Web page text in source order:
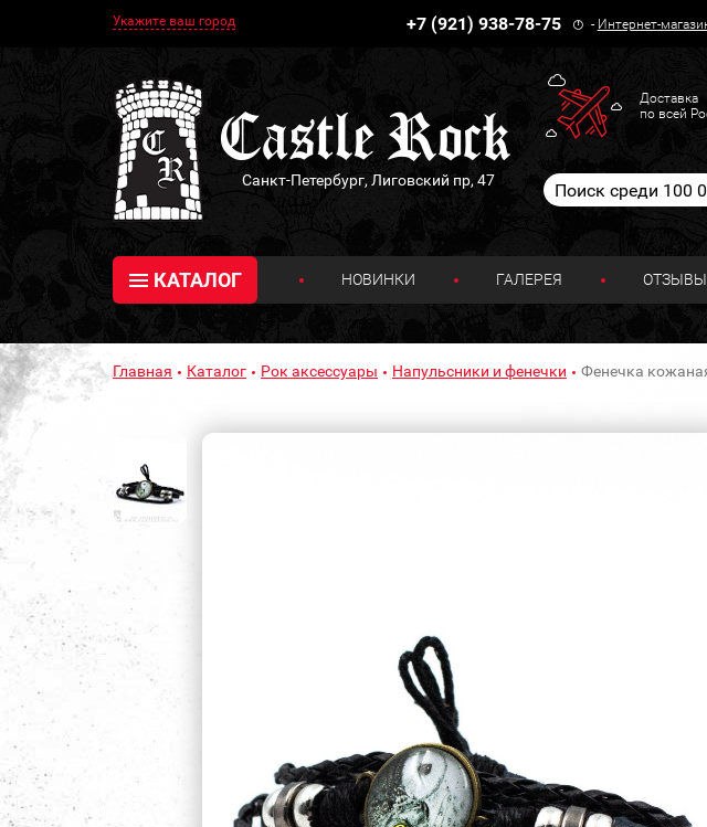
Укажите ваш город +7 (921) 938-78-75 - Интернет-
Санкт-Петербург, Лиговский пр, 47
Доставка
по всей
КАТАЛОГ НОВИНКИ ГАЛЕРЕЯ ОТЗЫВЫ
Главная Каталог Рок аксессуары Напульсники и фенечки Фенечка